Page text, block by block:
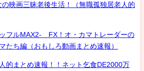
映画三昧老後生活！（無職孤独居老人的
フルMAX2- FX！オ・カマトレーダーの
ち編（おもしろ動画まとめ速報）
的まとめ速報！！ネット乞食DE2000万